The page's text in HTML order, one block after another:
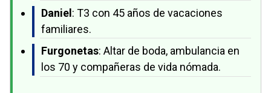
Daniel: T3 con 45 años de vacaciones
familiares.
Furgonetas: Altar de boda, ambulancia en
los 70 y compañeras de vida nómada.